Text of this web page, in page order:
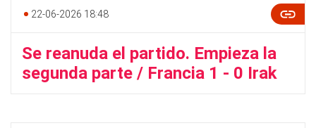
22-06-2026 18:48
Se reanuda el partido. Empieza la
segunda parte / Francia 1 - 0 Irak